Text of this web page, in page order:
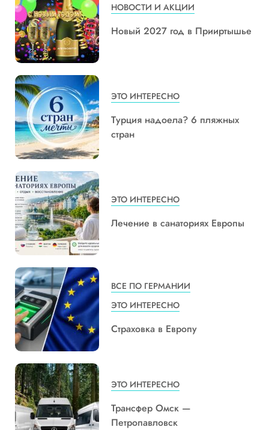
НОВОСТИ И АКЦИИ
Новый 2027 год в Прииртышье
ЭТО ИНТЕРЕСНО
Турция надоела? 6 пляжных
стран
ЭТО ИНТЕРЕСНО
Лечение в санаториях Европы
ВСЕ ПО ГЕРМАНИИ
ЭТО ИНТЕРЕСНО
Страховка в Европу
ЭТО ИНТЕРЕСНО
Трансфер Омск —
Петропавловск